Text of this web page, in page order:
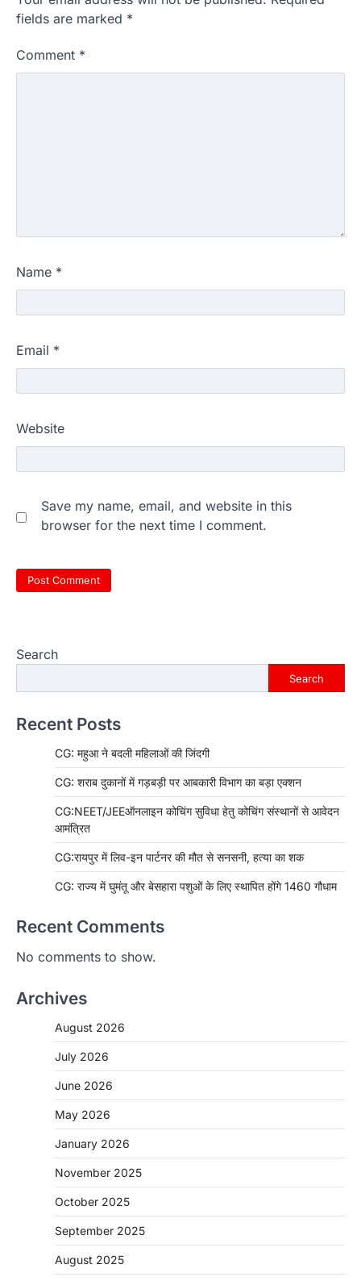
fields are marked *
Comment *
Name *
Email *
Website
Save my name, email, and website in this
browser for the next time I comment.
Search
Search
Recent Posts
CG: महुआ ने बदली महिलाओं की जिंदगी
CG: शराब दुकानों में गड़बड़ी पर आबकारी विभाग का बड़ा एक्शन
CG:NEET/JEEऑनलाइन कोचिंग सुविधा हेतु कोचिंग संस्थानों से आवेदन
आमंत्रित
CG:रायपुर में लिव-इन पार्टनर की मौत से सनसनी, हत्या का शक
CG: राज्य में घुमंतू और बेसहारा पशुओं के लिए स्थापित होंगे 1460 गौधाम
Recent Comments
No comments to show.
Archives
August 2026
July 2026
June 2026
May 2026
January 2026
November 2025
October 2025
September 2025
August 2025
CG: शराब दुकानों में गड़बड़ी पर आबकारी
विभाग का बड़ा एक्शन
रायपुर। छत्तीसगढ़ में शराब दुकानों में अधिक कीमत पर